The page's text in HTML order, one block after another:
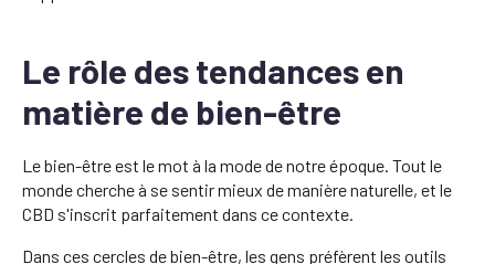
Le rôle des tendances en
matière de bien-être
Le bien-être est le mot à la mode de notre époque. Tout le
monde cherche à se sentir mieux de manière naturelle, et le
CBD s'inscrit parfaitement dans ce contexte.
Dans ces cercles de bien-être, les gens préfèrent les outils